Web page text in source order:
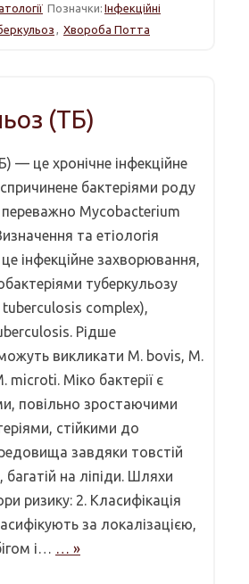
Позначки: Інфекційні
, Хвороба Потта
(ТБ)
— це хронічне інфекційне
бактеріями роду
Mycobacterium
та етіологія
інфекційне захворювання,
туберкульозу
complex),
Рідше
викликати M. bovis, M.
microti. Міко бактерії є
повільно зростаючими
стійкими до
завдяки товстій
багатій на ліпіди. Шляхи
ризику: 2. Класифікація
за локалізацією,
і… … »